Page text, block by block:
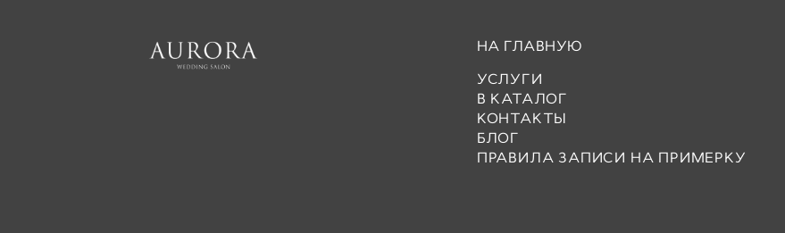
НА ГЛАВНУЮ
УСЛУГИ
В КАТАЛОГ
КОНТАКТЫ
БЛОГ
ПРАВИЛА ЗАПИСИ НА ПРИМЕРКУ